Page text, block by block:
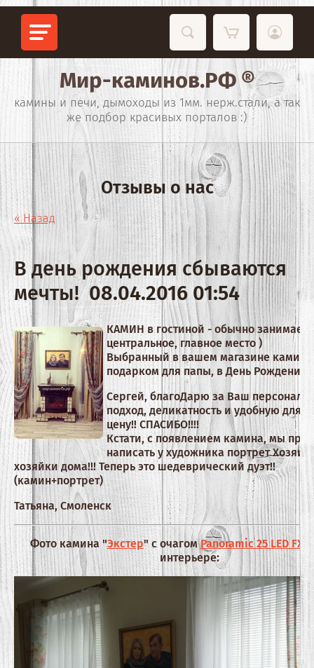
Мир-каминов.РФ ®
камины и печи, дымоходы из 1мм. нерж.стали, а так
же подбор красивых порталов :)
Отзывы о нас
« Назад
В день рождения сбываются
мечты!08.04.2016 01:54
КАМИН в гостиной - обычно занимает
центральное, главное место )
Выбранный в вашем магазине камин
подарком для папы, в День
Сергей, благоДарю за Ваш
подход, деликатность и удобную для
цену!! СПАСИБО!!!!
Кстати, с появлением камина, мы
написать у художника портрет
хозяйки дома!!! Теперь это шедеврический дуэт!!
(камин+портрет)
Татьяна, Смоленск
Фото камина "Экстер" с очагомPanoramic 25 LED FX
интерьере: